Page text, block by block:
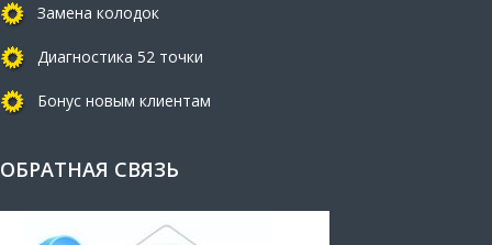
Замена колодок
Диагностика 52 точки
Бонус новым клиентам
ОБРАТНАЯ СВЯЗЬ